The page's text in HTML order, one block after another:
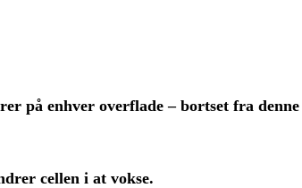
på enhver overflade – bortset fra
cellen i at vokse.